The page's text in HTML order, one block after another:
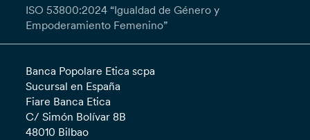
ISO 53800:2024 “Igualdad de Género y
Empoderamiento Femenino”
Banca Popolare Etica scpa
Sucursal en España
Fiare Banca Etica
C/ Simón Bolívar 8B
48010 Bilbao